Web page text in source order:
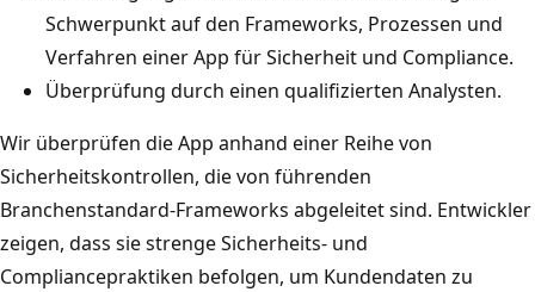
Schwerpunkt auf den Frameworks, Prozessen und
Verfahren einer App für Sicherheit und Compliance.
Überprüfung durch einen qualifizierten Analysten.
Wir überprüfen die App anhand einer Reihe von
Sicherheitskontrollen, die von führenden
Branchenstandard-Frameworks abgeleitet sind. Entwickler
zeigen, dass sie strenge Sicherheits- und
Compliancepraktiken befolgen, um Kundendaten zu